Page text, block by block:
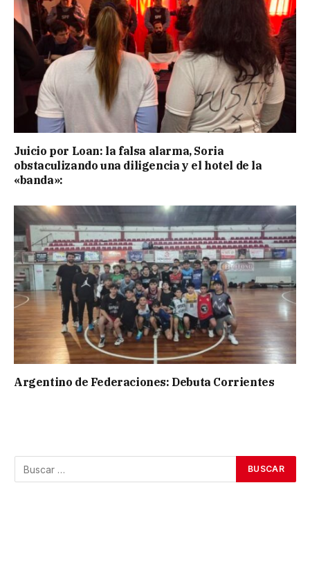
Juicio por Loan: la falsa alarma, Soria
obstaculizando una diligencia y el hotel de la
«banda»:
Argentino de Federaciones: Debuta Corrientes